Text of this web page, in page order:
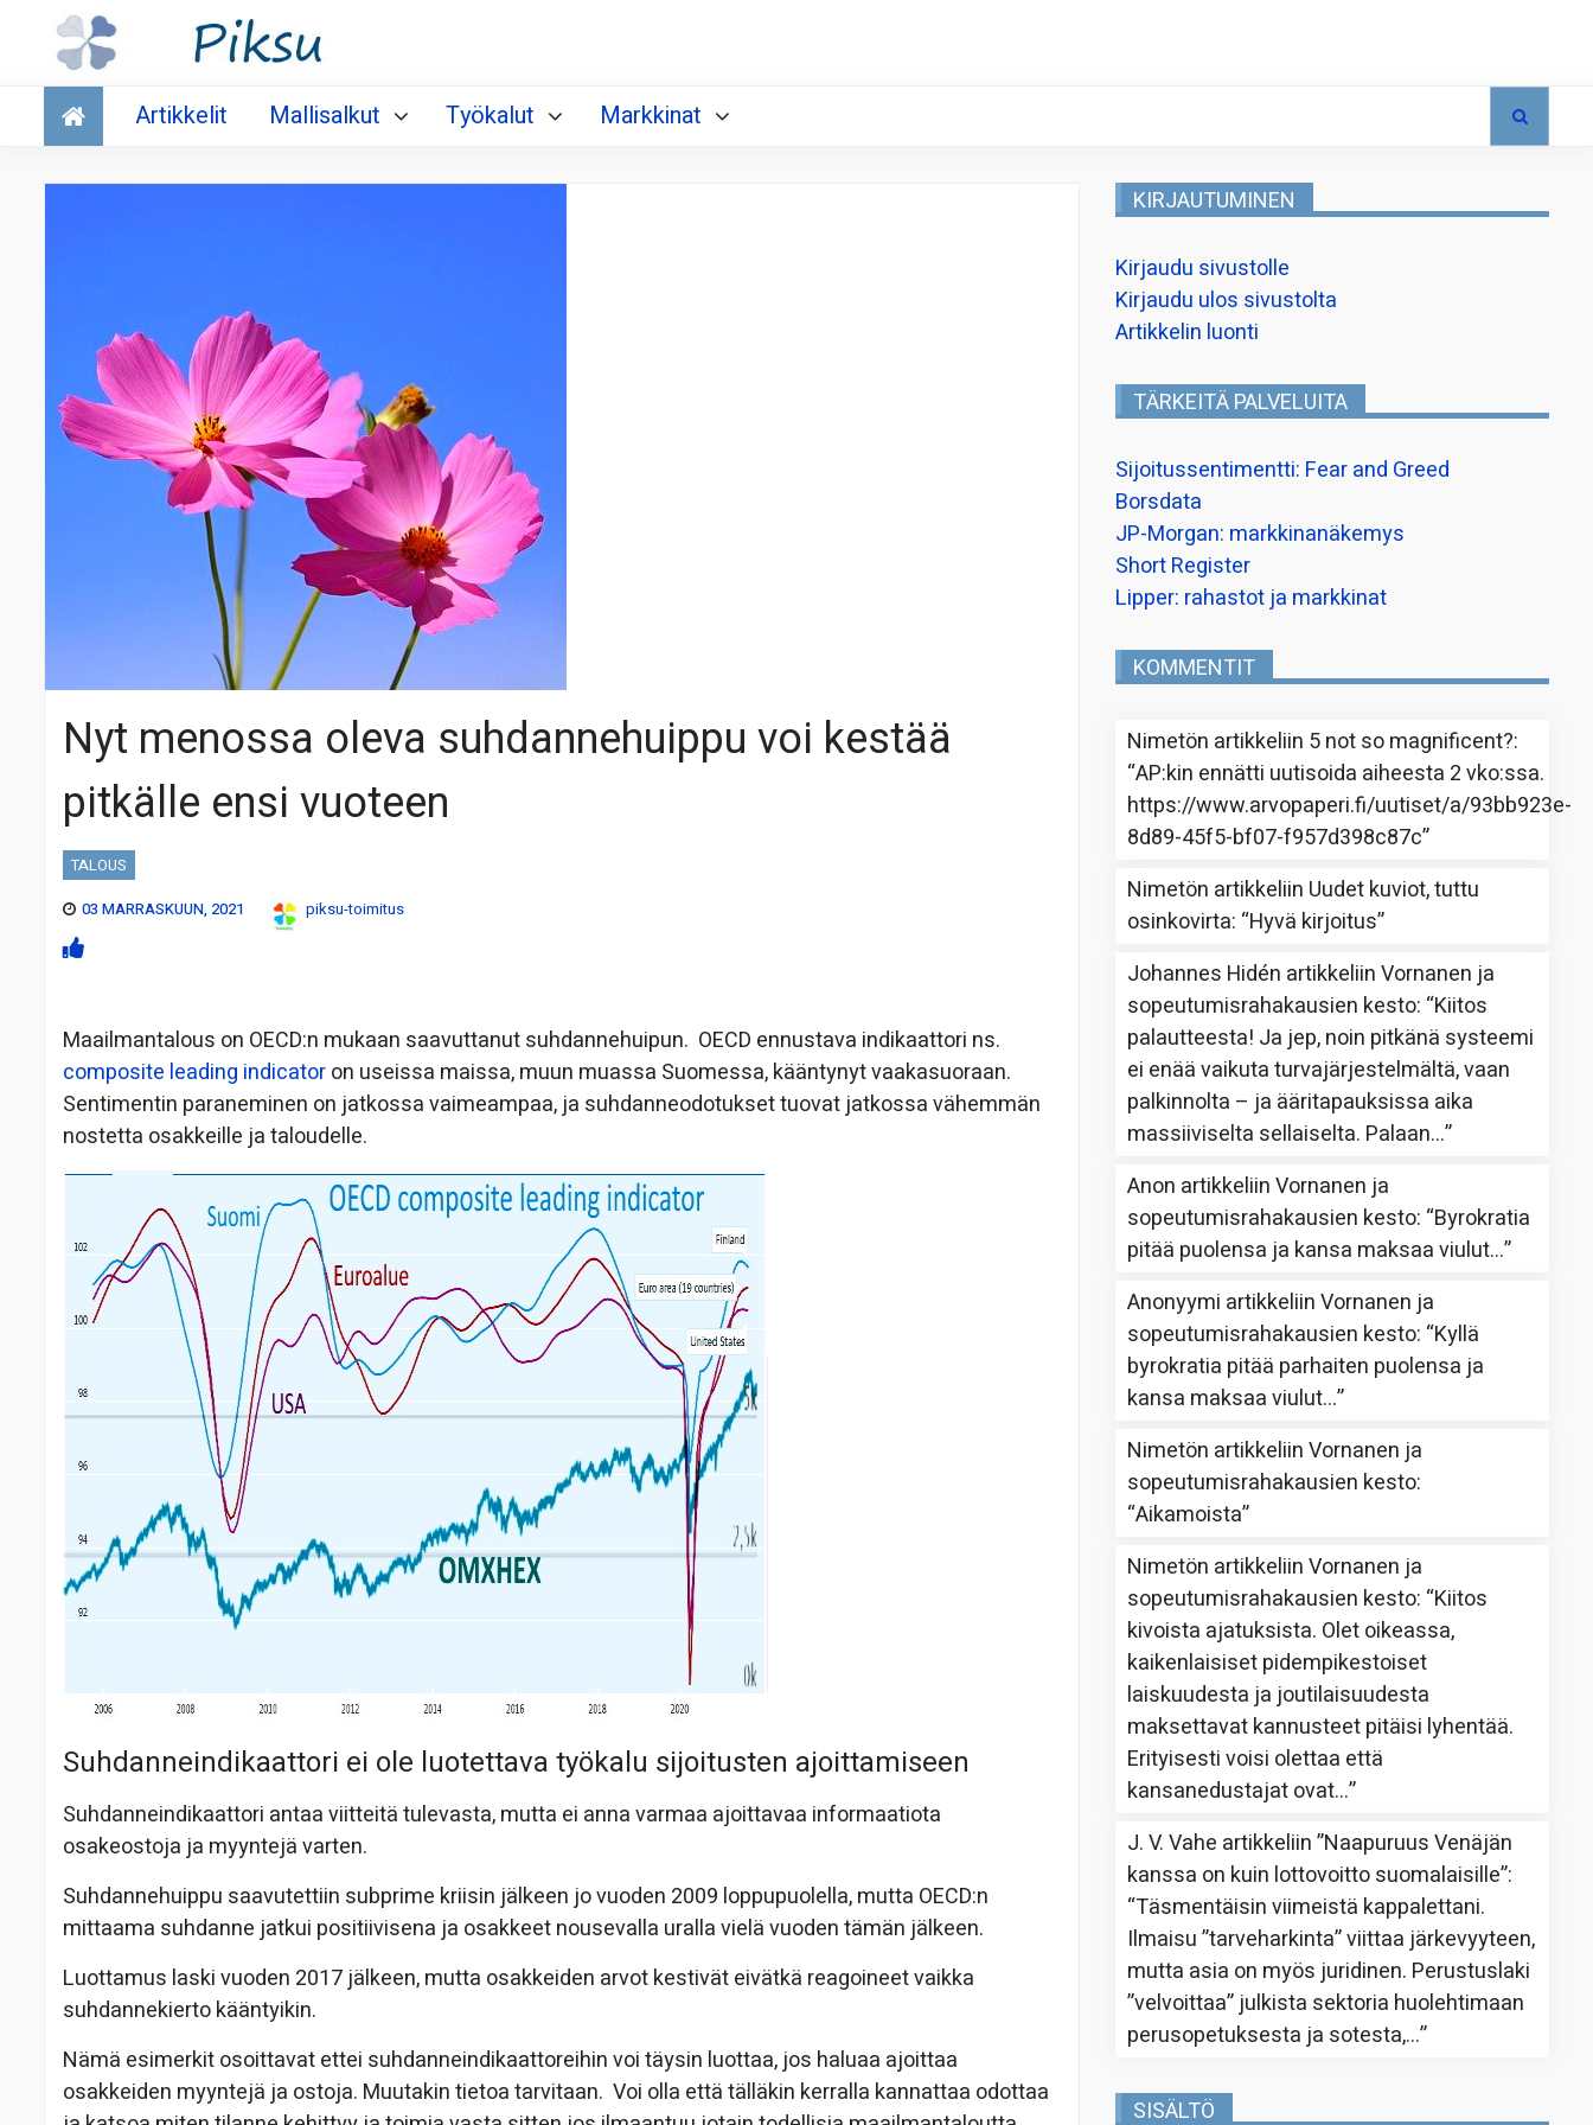
Talous
Artikkelit Mallisalkut Työkalut Markkinat
Nyt menossa oleva suhdannehuippu voi kestää
pitkälle ensi vuoteen
TALOUS
03 MARRASKUUN, 2021
piksu-toimitus
Maailmantalous on OECD:n mukaan saavuttanut suhdannehuipun. OECD ennustava indikaattori ns.
composite leading indicatoron useissa maissa, muun muassa Suomessa, kääntynyt vaakasuoraan.
Sentimentin paraneminen on jatkossa vaimeampaa, ja suhdanneodotukset tuovat jatkossa vähemmän
nostetta osakkeille ja taloudelle.
Suhdanneindikaattori ei ole luotettava työkalu sijoitusten ajoittamiseen
Suhdanneindikaattori antaa viitteitä tulevasta, mutta ei anna varmaa ajoittavaa informaatiota
osakeostoja ja myyntejä varten.
Suhdannehuippu saavutettiin subprime kriisin jälkeen jo vuoden 2009 loppupuolella, mutta OECD:n
mittaama suhdanne jatkui positiivisena ja osakkeet nousevalla uralla vielä vuoden tämän jälkeen.
Luottamus laski vuoden 2017 jälkeen, mutta osakkeiden arvot kestivät eivätkä reagoineet vaikka
suhdannekierto kääntyikin.
Nämä esimerkit osoittavat ettei suhdanneindikaattoreihin voi täysin luottaa, jos haluaa ajoittaa
osakkeiden myyntejä ja ostoja. Muutakin tietoa tarvitaan. Voi olla että tälläkin kerralla kannattaa odottaa
KIRJAUTUMINEN
Kirjaudu sivustolle
Kirjaudu ulos sivustolta
Artikkelin luonti
TÄRKEITÄ PALVELUITA
Sijoitussentimentti: Fear and Greed
Borsdata
JP-Morgan: markkinanäkemys
Short Register
Lipper: rahastot ja markkinat
KOMMENTIT
Nimetön artikkeliin 5 not so magnificent?:
“AP:kin ennätti uutisoida aiheesta 2 vko:ssa.
https://www.arvopaperi.fi/uutiset/a/93bb923e-
8d89-45f5-bf07-f957d398c87c”
Nimetön artikkeliin Uudet kuviot, tuttu
osinkovirta: “Hyvä kirjoitus”
Johannes Hidén artikkeliinVornanen ja
sopeutumisrahakausien kesto: “Kiitos
palautteesta! Ja jep, noin pitkänä systeemi
ei enää vaikuta turvajärjestelmältä, vaan
palkinnolta – ja ääritapauksissa aika
massiiviselta sellaiselta. Palaan…”
Anon artikkeliinVornanen ja
sopeutumisrahakausien kesto: “Byrokratia
pitää puolensa ja kansa maksaa viulut…”
Anonyymi artikkeliinVornanen ja
sopeutumisrahakausien kesto: “Kyllä
byrokratia pitää parhaiten puolensa ja
kansa maksaa viulut…”
Nimetön artikkeliinVornanen ja
sopeutumisrahakausien kesto:
“Aikamoista”
Nimetön artikkeliinVornanen ja
sopeutumisrahakausien kesto: “Kiitos
kivoista ajatuksista. Olet oikeassa,
kaikenlaisiset pidempikestoiset
laiskuudesta ja joutilaisuudesta
maksettavat kannusteet pitäisi lyhentää.
Erityisesti voisi olettaa että
kansanedustajat ovat…”
J. V. Vahe artikkeliin”Naapuruus Venäjän
kanssa on kuin lottovoitto suomalaisille”:
“Täsmentäisin viimeistä kappalettani.
Ilmaisu ”tarveharkinta” viittaa järkevyyteen,
mutta asia on myös juridinen. Perustuslaki
”velvoittaa” julkista sektoria huolehtimaan
perusopetuksesta ja sotesta,…”
SISÄLTÖ